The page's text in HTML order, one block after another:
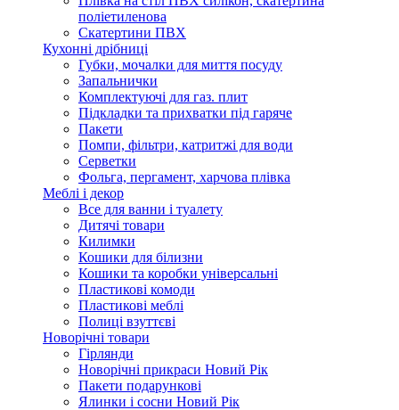
поліетиленова
Скатертини ПВХ
Кухонні дрібниці
Губки, мочалки для миття посуду
Запальнички
Комплектуючі для газ. плит
Підкладки та прихватки під гаряче
Пакети
Помпи, фільтри, катритжі для води
Серветки
Фольга, пергамент, харчова плівка
Меблі і декор
Все для ванни і туалету
Дитячі товари
Килимки
Кошики для білизни
Кошики та коробки універсальні
Пластикові комоди
Пластикові меблі
Полиці взуттєві
Новорічні товари
Гірлянди
Новорічні прикраси Новий Рік
Пакети подарункові
Ялинки і сосни Новий Рік